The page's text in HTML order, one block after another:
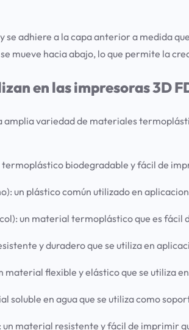
adhiere a la capa anterior a medida
mueve hacia abajo, lo que permite la
en las impresoras 3D
amplia variedad de materiales
biodegradable y fácil de
un plástico común utilizado en
un material termoplástico que es fácil
y duradero que se utiliza en
material flexible y elástico que se utiliza
soluble en agua que se utiliza como
un material resistente y fácil de imprimir